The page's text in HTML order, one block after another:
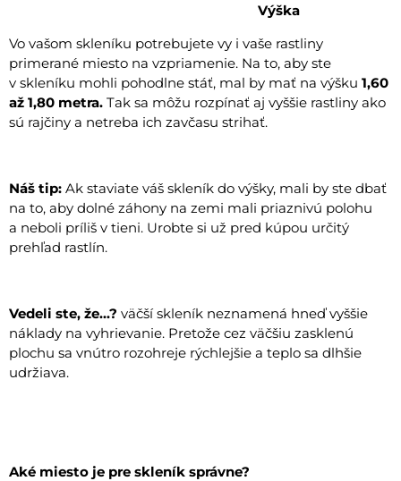
Výška
Vo vašom skleníku potrebujete vy i vaše rastliny
primerané miesto na vzpriamenie. Na to, aby ste
v skleníku mohli pohodlne stáť, mal by mať na výšku 1,60
až 1,80 metra. Tak sa môžu rozpínať aj vyššie rastliny ako
sú rajčiny a netreba ich zavčasu strihať.
Náš tip: Ak staviate váš skleník do výšky, mali by ste dbať
na to, aby dolné záhony na zemi mali priaznivú polohu
a neboli príliš v tieni. Urobte si už pred kúpou určitý
prehľad rastlín.
Vedeli ste, že...? väčší skleník neznamená hneď vyššie
náklady na vyhrievanie. Pretože cez väčšiu zasklenú
plochu sa vnútro rozohreje rýchlejšie a teplo sa dlhšie
udržiava.
Aké miesto je pre skleník správne?